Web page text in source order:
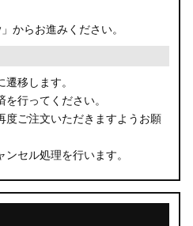
からお進みください。
移します。
行ってください。
度ご注文いただきますようお願
セル処理を行います。